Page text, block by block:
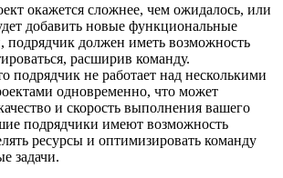
окажется сложнее, чем ожидалось, или
добавить новые функциональные
подрядчик должен иметь возможность
расширив команду.
подрядчик не работает над несколькими
одновременно, что может
и скорость выполнения вашего
подрядчики имеют возможность
ресурсы и оптимизировать команду
задачи.